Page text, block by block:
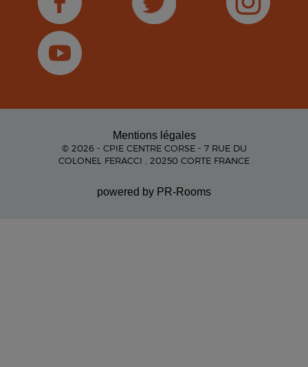
Mentions légales
© 2026 - CPIE CENTRE CORSE - 7 RUE DU
COLONEL FERACCI , 20250 CORTE FRANCE
powered by PR-Rooms